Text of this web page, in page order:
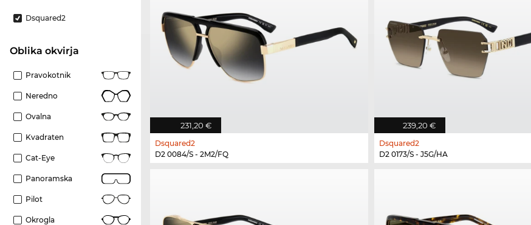
Dsquared2
Oblika okvirja
Pravokotnik
Neredno
Ovalna
Kvadraten
Cat-Eye
Panoramska
Pilot
Okrogla
231,20 €
Dsquared2
D2 0084/S - 2M2/FQ
239,20 €
Dsquared2
D2 0173/S - J5G/HA